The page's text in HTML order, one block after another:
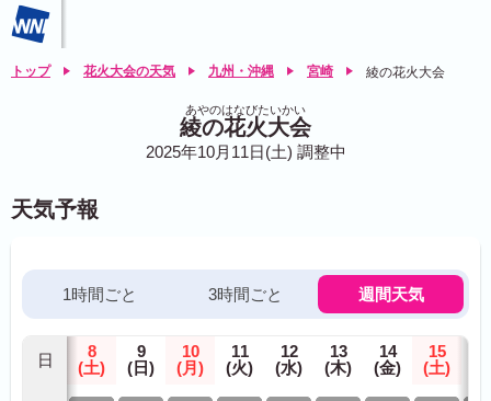
トップ 花火大会の天気 九州・沖縄 宮崎 綾の花火大会
あやのはなびたいかい
綾の花火大会
2025年10月11日(土) 調整中
天気予報
1時間ごと 3時間ごと 週間天気
日
8
(土)
9
(日)
10
(月)
11
(火)
12
(水)
13
(木)
14
(金)
15
(土)